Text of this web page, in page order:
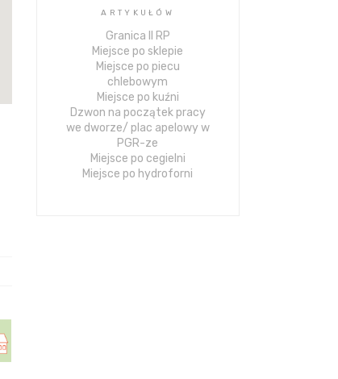
ARTYKUŁÓW
Granica II RP
Miejsce po sklepie
Miejsce po piecu
chlebowym
Miejsce po kuźni
Dzwon na początek pracy
we dworze/ plac apelowy w
PGR-ze
Miejsce po cegielni
Miejsce po hydroforni